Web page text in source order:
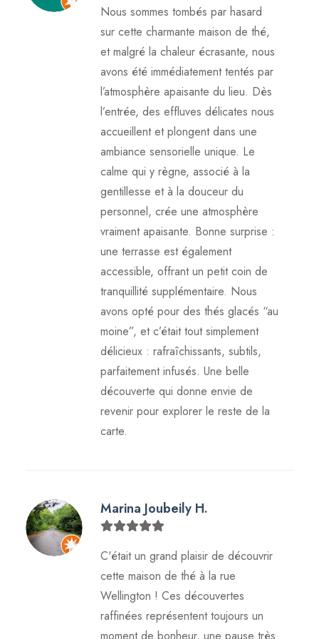
Nous sommes tombés par hasard
sur cette charmante maison de thé,
et malgré la chaleur écrasante, nous
avons été immédiatement tentés par
l’atmosphère apaisante du lieu. Dès
l’entrée, des effluves délicates nous
accueillent et plongent dans une
ambiance sensorielle unique. Le
calme qui y règne, associé à la
gentillesse et à la douceur du
personnel, crée une atmosphère
vraiment apaisante. Bonne surprise :
une terrasse est également
accessible, offrant un petit coin de
tranquillité supplémentaire. Nous
avons opté pour des thés glacés “au
moine”, et c’était tout simplement
délicieux : rafraîchissants, subtils,
parfaitement infusés. Une belle
découverte qui donne envie de
revenir pour explorer le reste de la
carte.
Marina Joubeily H.
C'était un grand plaisir de découvrir
cette maison de thé à la rue
Wellington ! Ces découvertes
raffinées représentent toujours un